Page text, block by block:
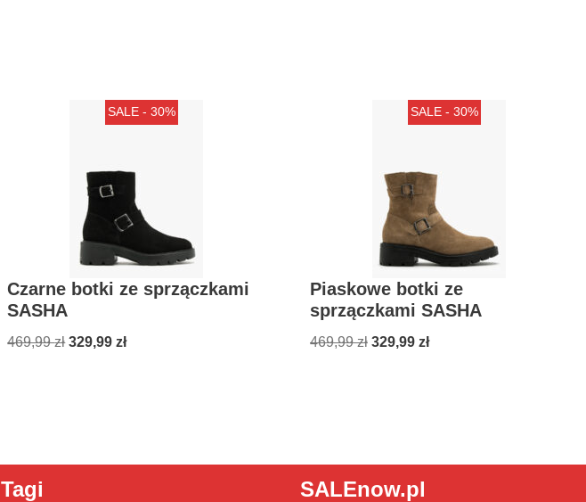
SALE - 30%
Czarne botki ze sprzączkami
SASHA
469,99zł 329,99zł
SALE - 30%
Piaskowe botki ze
sprzączkami SASHA
469,99zł 329,99 zł
Tagi SALEnow.pl